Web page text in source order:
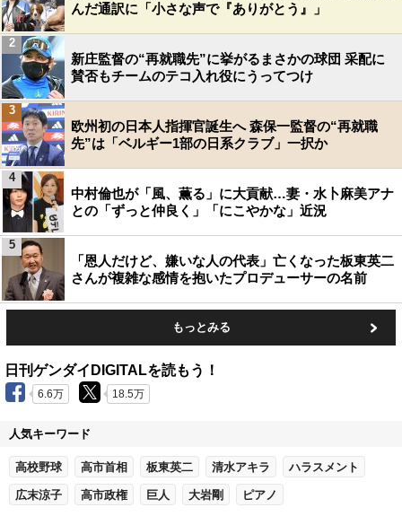
んだ通訳に「小さな声で『ありがとう』」
新庄監督の“再就職先”に挙がるまさかの球団 采配に
賛否もチームのテコ入れ役にうってつけ
2
欧州初の日本人指揮官誕生へ 森保一監督の“再就職
先”は「ベルギー1部の日系クラブ」一択か
3
中村倫也が「風、薫る」に大貢献…妻・水卜麻美アナ
との「ずっと仲良く」「にこやかな」近況
4
「恩人だけど、嫌いな人の代表」亡くなった板東英二
さんが複雑な感情を抱いたプロデューサーの名前
5
もっとみる
日刊ゲンダイDIGITALを読もう！
6.6万 18.5万
人気キーワード
高校野球 高市首相 板東英二 清水アキラ ハラスメント
広末涼子 高市政権 巨人 大岩剛 ピアノ